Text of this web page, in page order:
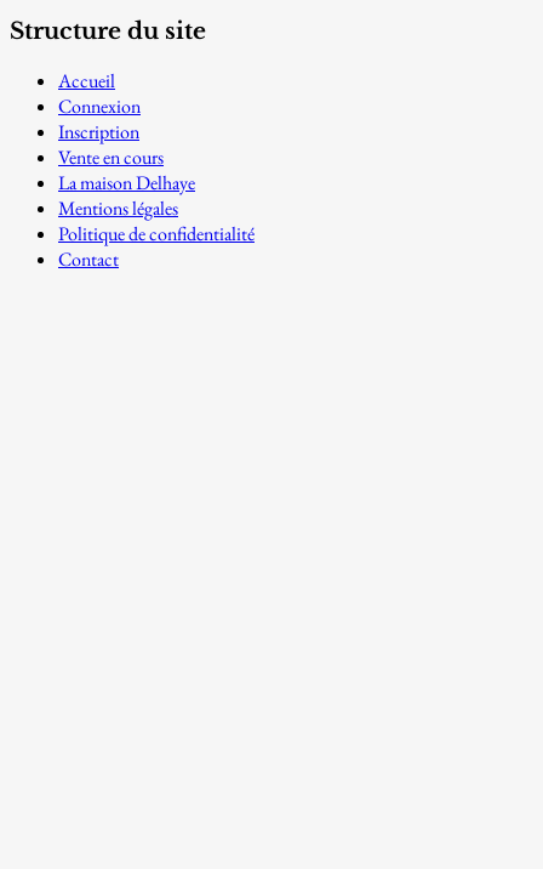
Structure du site
Accueil
Connexion
Inscription
Vente en cours
La maison Delhaye
Mentions légales
Politique de confidentialité
Contact